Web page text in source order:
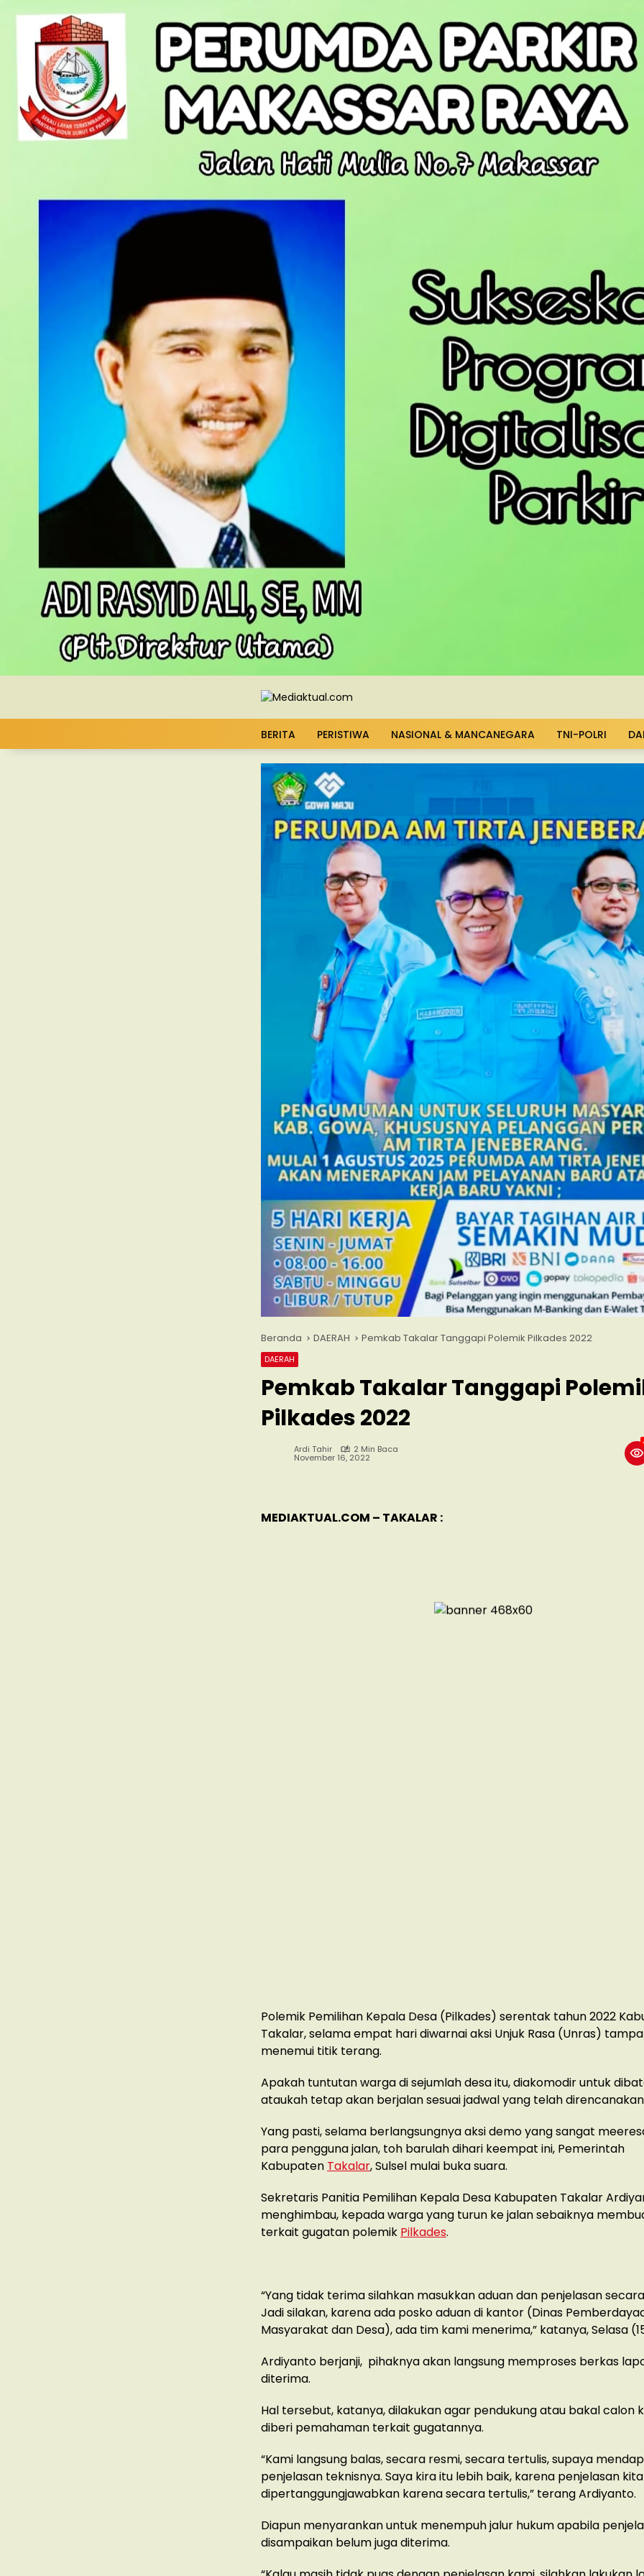
BERITA PERISTIWA NASIONAL & MANCANEGARA TNI-POLRI
Beranda DAERAH Pemkab Takalar Tanggapi Polemik Pilkades 2022
DAERAH
Pemkab Takalar Tanggapi
Pilkades 2022
Ardi Tahir 2 Min Baca
November 16, 2022
MEDIAKTUAL.COM – TAKALAR :
Polemik Pemilihan Kepala Desa (Pilkades) serentak tahun 2022
Takalar, selama empat hari diwarnai aksi Unjuk Rasa (Unras)
menemui titik terang.
Apakah tuntutan warga di sejumlah desa itu, diakomodir untuk
ataukah tetap akan berjalan sesuai jadwal yang telah
Yang pasti, selama berlangsungnya aksi demo yang sangat
para pengguna jalan, toh barulah dihari keempat ini, Pemerintah
Kabupaten Takalar, Sulsel mulai buka suara.
Sekretaris Panitia Pemilihan Kepala Desa Kabupaten Takalar
menghimbau, kepada warga yang turun ke jalan sebaiknya
terkait gugatan polemik Pilkades.
“Yang tidak terima silahkan masukkan aduan dan penjelasan
Jadi silakan, karena ada posko aduan di kantor (Dinas
Masyarakat dan Desa), ada tim kami menerima,” katanya, Selasa
Ardiyanto berjanji, pihaknya akan langsung memproses berkas
diterima.
Hal tersebut, katanya, dilakukan agar pendukung atau bakal calon
diberi pemahaman terkait gugatannya.
“Kami langsung balas, secara resmi, secara tertulis, supaya
penjelasan teknisnya. Saya kira itu lebih baik, karena penjelasan
dipertanggungjawabkan karena secara tertulis,” terang Ardiyanto.
Diapun menyarankan untuk menempuh jalur hukum apabila
disampaikan belum juga diterima.